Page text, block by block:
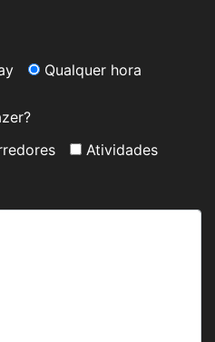
Qualquer hora
Atividades